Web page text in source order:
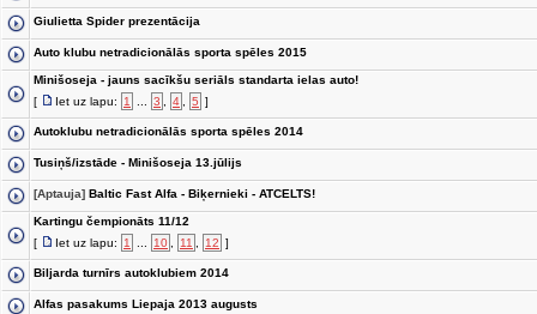
Giulietta Spider prezentācija
Auto klubu netradicionālās sporta spēles 2015
Minišoseja - jauns sacīkšu seriāls standarta ielas auto!
[
Iet uz lapu: 1 3 4 5 ]
Autoklubu netradicionālās sporta spēles 2014
Tusiņš/izstāde - Minišoseja 13.jūlijs
[Aptauja] Baltic Fast Alfa - Biķernieki - ATCELTS!
Kartingu čempionāts 11/12
[
Iet uz lapu: 1 10 11 12 ]
Biljarda turnīrs autoklubiem 2014
Alfas pasakums Liepaja 2013 augusts